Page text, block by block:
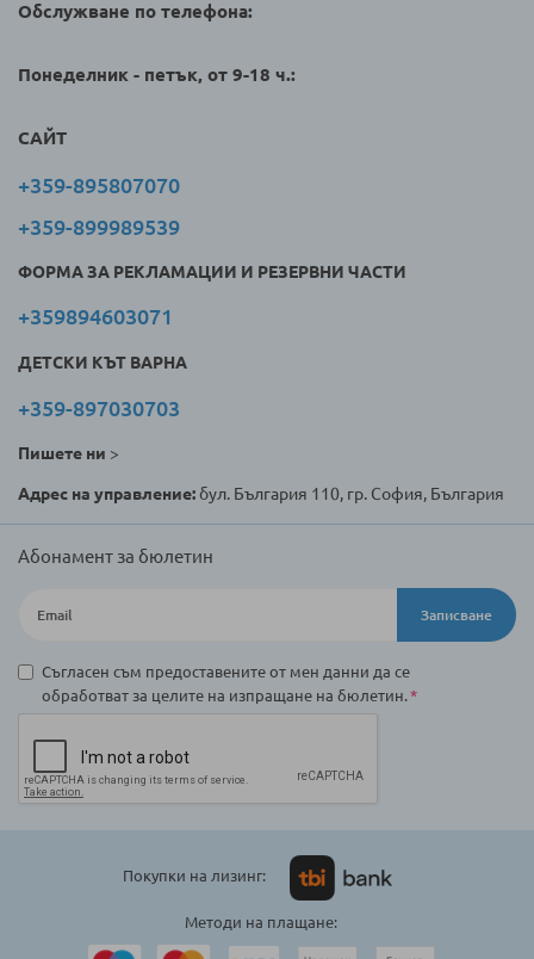
Обслужване по телефона:
Понеделник - петък, от 9-18 ч.:
САЙТ
+359-895807070
+359-899989539
ФОРМА ЗА РЕКЛАМАЦИИ И РЕЗЕРВНИ ЧАСТИ
+359894603071
ДЕТСКИ КЪТ ВАРНА
+359-897030703
Пишете ни >
Адрес на управление:бул. България 110, гр. София, България
Абонамент за бюлетин
Записване
Съгласен съм предоставените от мен данни да се
обработват за целите на изпращане на бюлетин.
Покупки на лизинг:
Методи на плащане: